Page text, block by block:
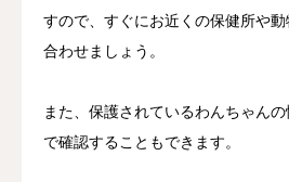
すので、すぐにお近くの保健所や
合わせましょう。
また、保護されているわんちゃん
で確認することもできます。